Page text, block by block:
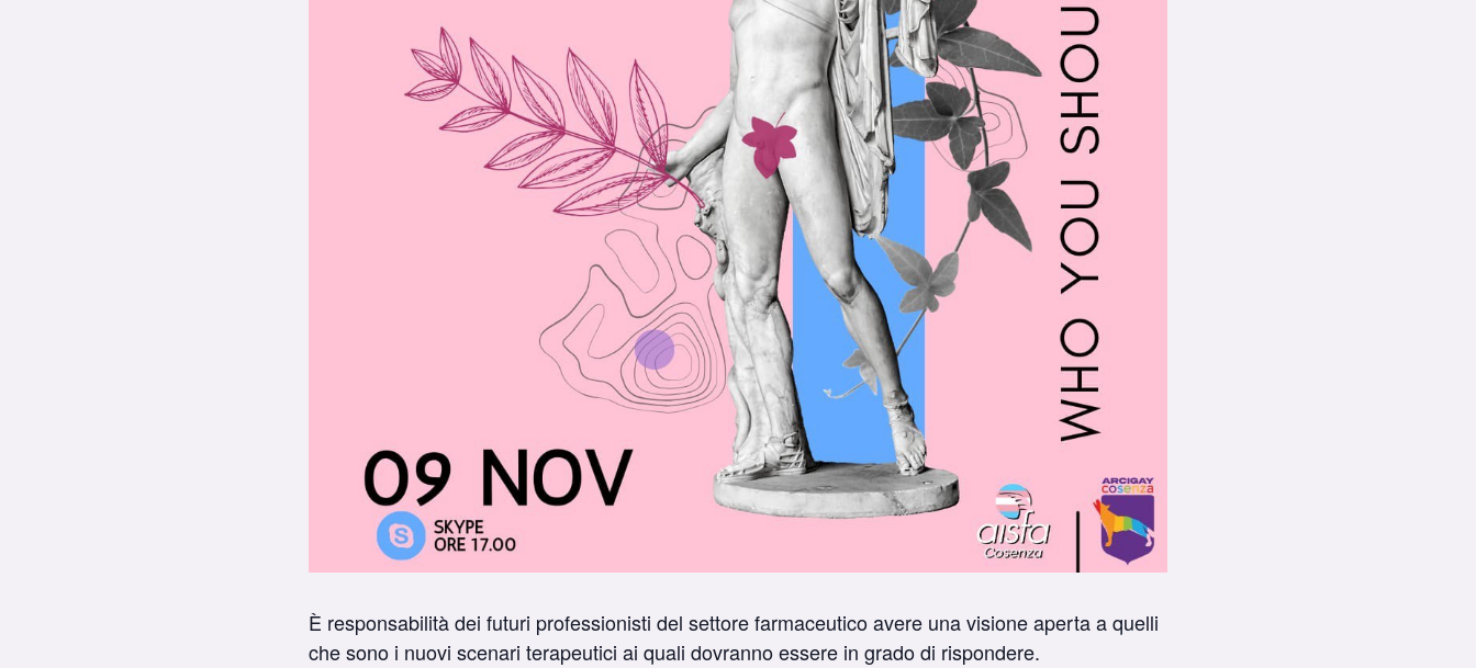
È responsabilità dei futuri professionisti del settore farmaceutico avere una visione aperta a quelli
che sono i nuovi scenari terapeutici ai quali dovranno essere in grado di rispondere.